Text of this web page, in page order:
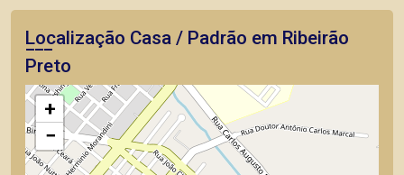
Localização Casa / Padrão em Ribeirão
Preto
+
−